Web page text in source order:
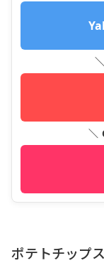
＼
ポテトチップ